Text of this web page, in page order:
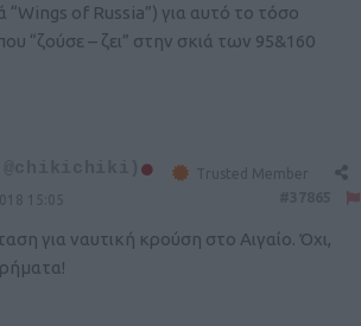
of Russia”) για αυτό το τόσο
“ζούσε – ζει” στην σκιά των 95&160
(@chikichiki)
Trusted Member
15:05
για ναυτική κρούση στο Αιγαίο. Όχι,